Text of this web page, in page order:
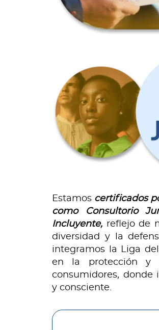
Estamos certificados
como Consultorio
Incluyente, reflejo de
diversidad y la
integramos la Liga
en la protección y
consumidores, donde
y consciente.